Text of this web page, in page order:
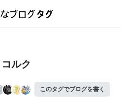
コルク
このタグでブログを書く